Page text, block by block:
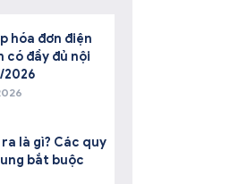
hóa đơn điện
có đầy đủ nội
là gì? Các quy
bắt buộc